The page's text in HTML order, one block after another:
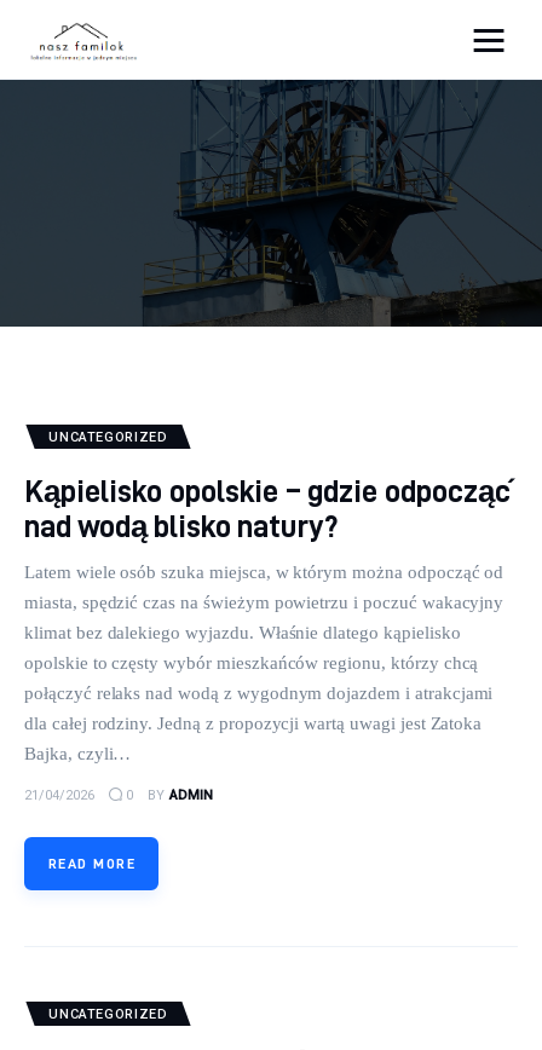
Rodzina
UNCATEGORIZED
Kąpielisko opolskie – gdzie odpocząć
nad wodą blisko natury?
Latem wiele osób szuka miejsca, w którym można odpocząć od
miasta, spędzić czas na świeżym powietrzu i poczuć wakacyjny
klimat bez dalekiego wyjazdu. Właśnie dlatego kąpielisko
opolskie to częsty wybór mieszkańców regionu, którzy chcą
połączyć relaks nad wodą z wygodnym dojazdem i atrakcjami
dla całej rodziny. Jedną z propozycji wartą uwagi jest Zatoka
Bajka, czyli…
21/04/2026 0 BY ADMIN
READ MORE
UNCATEGORIZED